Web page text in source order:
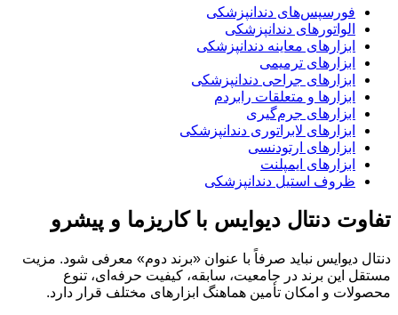
فورسپس‌های دندانپزشکی
الواتورهای دندانپزشکی
ابزارهای معاینه دندانپزشکی
ابزارهای ترمیمی
ابزارهای جراحی دندانپزشکی
ابزارها و متعلقات رابردم
ابزارهای جرم‌گیری
ابزارهای لابراتوری دندانپزشکی
ابزارهای ارتودنسی
ابزارهای ایمپلنت
ظروف استیل دندانپزشکی
تفاوت دنتال دیوایس با کاریزما و پیشرو
دنتال دیوایس نباید صرفاً با عنوان «برند دوم» معرفی شود. مزیت
مستقل این برند در جامعیت، سابقه، کیفیت حرفه‌ای، تنوع
محصولات و امکان تأمین هماهنگ ابزارهای مختلف قرار دارد.